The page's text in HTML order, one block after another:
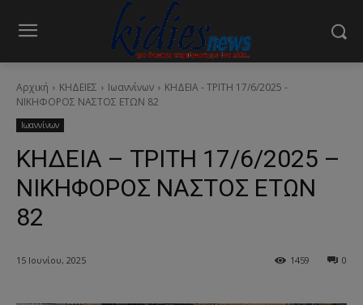
Αρχική ΚΗΔΕΙΕΣ Ιωαννίνων
ΚΗΔΕΙΑ - ΤΡΙΤΗ 17/6/2025 -
ΝΙΚΗΦΟΡΟΣ ΝΑΣΤΟΣ ΕΤΩΝ 82
Ιωαννίνων
ΚΗΔΕΙΑ – ΤΡΙΤΗ 17/6/2025 –
ΝΙΚΗΦΟΡΟΣ ΝΑΣΤΟΣ ΕΤΩΝ
82
15 Ιουνίου, 2025 0
1459